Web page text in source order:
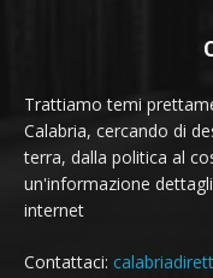
Trattiamo temi
Calabria, cercando di
terra, dalla politica al
un'informazione
internet
Contattaci: